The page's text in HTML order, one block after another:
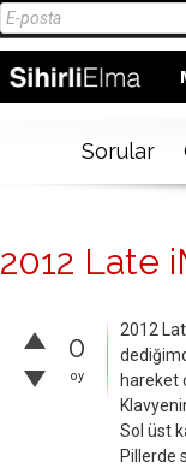
Sorular
2012 Late
0
oy
2012
hareket
Sol üst
Pillerde